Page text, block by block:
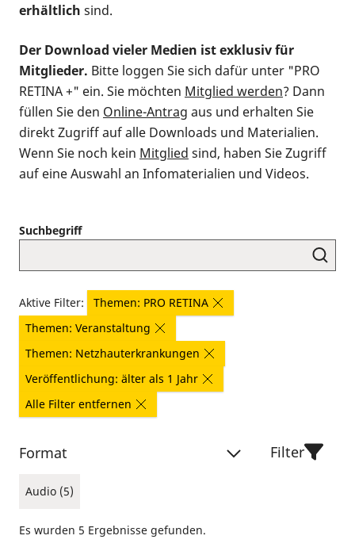
erhältlich sind.
Der Download vieler Medien ist exklusiv für
Mitglieder. Bitte loggen Sie sich dafür unter "PRO
RETINA +" ein. Sie möchten Mitglied werden? Dann
füllen Sie den Online-Antrag aus und erhalten Sie
direkt Zugriff auf alle Downloads und Materialien.
Wenn Sie noch kein Mitglied sind, haben Sie Zugriff
auf eine Auswahl an Infomaterialien und Videos.
Suchbegriff
Aktive Filter:
Themen: PRO RETINA
Themen: Veranstaltung
Themen: Netzhauterkrankungen
Veröffentlichung: älter als 1 Jahr
Alle Filter entfernen
Format
Audio (5)
Filter
Es wurden 5 Ergebnisse gefunden.